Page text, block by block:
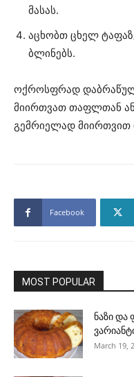
მასას.
აცხობთ ცხელ
ბლინებს.
ოქროსფრად
მიირთვათ თაფლთან
გემრიელად მიირთვით
Facebook
MOST POPULAR
ნაზი და
March 19,